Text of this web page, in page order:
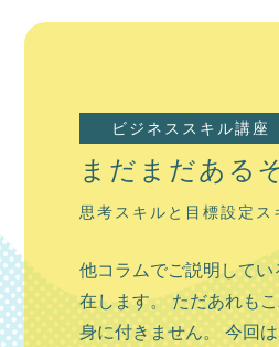
岩見沢市の観光
人と緑豊かな街
口である、新千歳空港
行くにもアクセス良好
し、緑豊かで農業も盛
ビジネススキル講座
まだまだある
思考スキルと目標設定ス
他コラムでご説明して
在します。 ただあれも
身に付きません。 今回